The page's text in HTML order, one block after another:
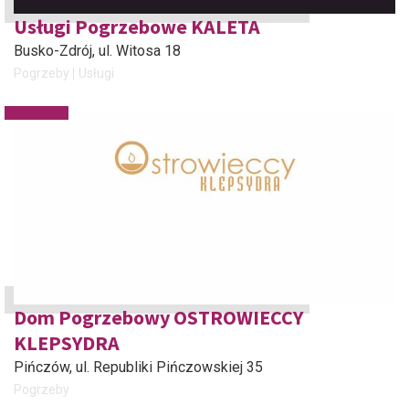
Usługi Pogrzebowe KALETA
Busko-Zdrój, ul. Witosa 18
Pogrzeby Usługi
Dom Pogrzebowy OSTROWIECCY
KLEPSYDRA
Pińczów, ul. Republiki Pińczowskiej 35
Pogrzeby